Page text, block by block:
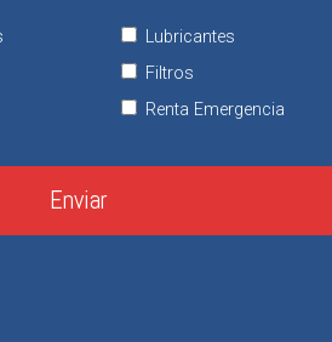
Lubricantes
Filtros
Renta Emergencia
Enviar